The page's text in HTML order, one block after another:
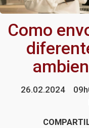
Como
26.02.2024